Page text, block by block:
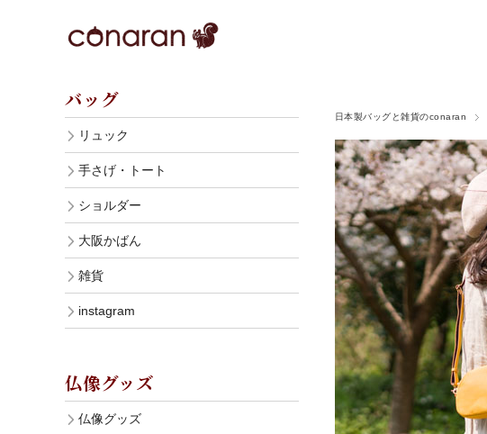
日本製バッグと雑貨のconaran
バッグ
リュック
手さげ・トート
ショルダー
大阪かばん
雑貨
instagram
仏像グッズ
仏像グッズ